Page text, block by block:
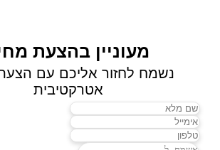
מעוניין בהצעת
נשמח לחזור אליכם עם
אטרקטיבית